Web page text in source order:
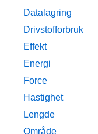
Datalagring
Drivstofforbruk
Effekt
Energi
Force
Hastighet
Lengde
Område